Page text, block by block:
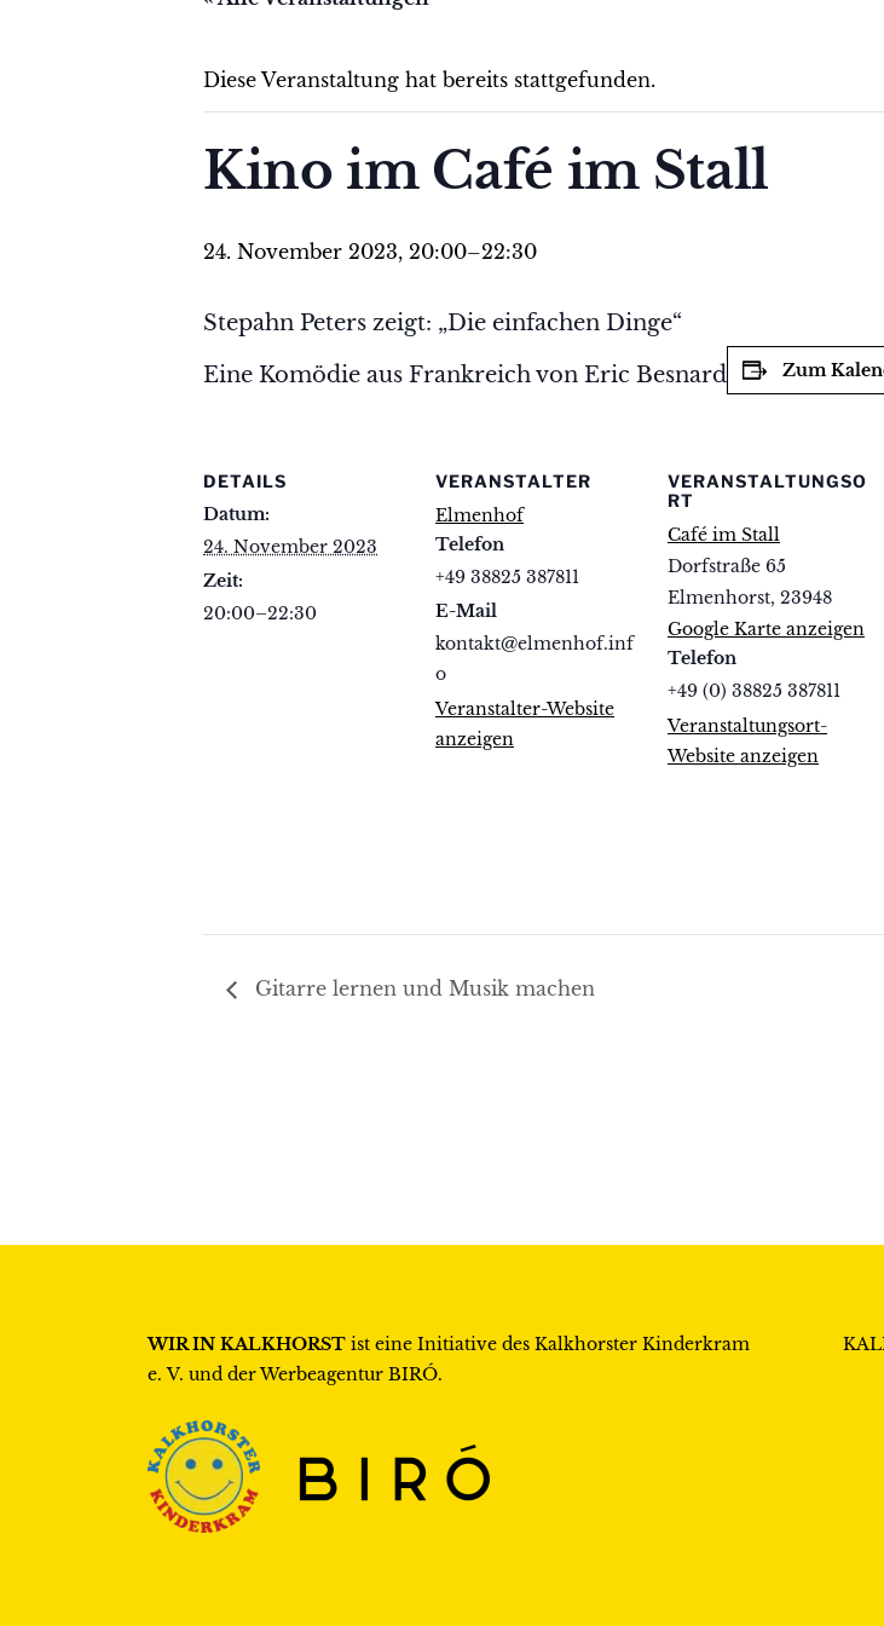
Diese Veranstaltung hat bereits stattgefunden.
Kino im Café im Stall
24. November 2023, 20:00–22:30
Stepahn Peters zeigt: „Die einfachen Dinge“
Eine Komödie aus Frankreich von Eric Besnard
Zum
DETAILS
Datum:
24. November 2023
Zeit:
20:00–22:30
VERANSTALTER
Elmenhof
Telefon
+49 38825 387811
E-Mail
kontakt@elmenhof.inf
o
Veranstalter-Website
anzeigen
VERANSTALTUNGSO
RT
Café im Stall
Dorfstraße 65
Elmenhorst, 23948
Google Karte anzeigen
Telefon
+49 (0) 38825 387811
Veranstaltungsort-
Website anzeigen
Gitarre lernen und Musik machen
WIR IN KALKHORST ist eine Initiative des Kalkhorster Kinderkram
e. V. und der Werbeagentur BIRÓ.